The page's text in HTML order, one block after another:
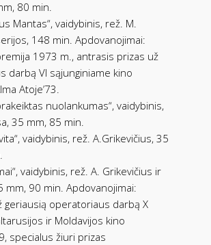
80 min.
Mantas“, vaidybinis, rež. M.
148 min. Apdovanojimai:
1973 m., antrasis prizas už
darbą VI sąjunginiame kino
Atoje’73.
nuolankumas“, vaidybinis,
35 mm, 85 min.
vaidybinis, rež. A.Grikevičius, 35
vaidybinis, rež. A. Grikevičius ir
mm, 90 min. Apdovanojimai:
geriausią operatoriaus darbą X
ir Moldavijos kino
specialus žiuri prizas